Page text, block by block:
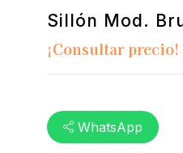
Sillón Mod.
¡Consultar
WhatsApp